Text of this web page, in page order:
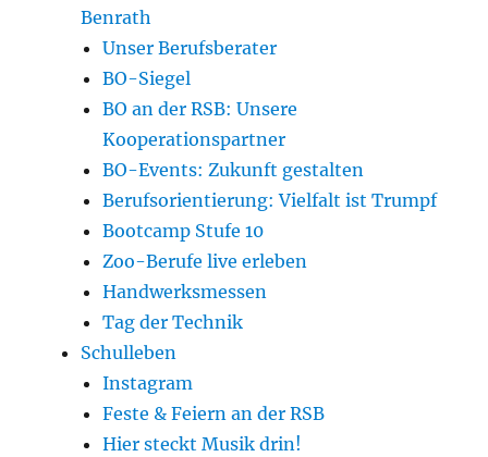
Benrath
Unser Berufsberater
BO-Siegel
BO an der RSB: Unsere
Kooperationspartner
BO-Events: Zukunft gestalten
Berufsorientierung: Vielfalt ist Trumpf
Bootcamp Stufe 10
Zoo-Berufe live erleben
Handwerksmessen
Tag der Technik
Schulleben
Instagram
Feste & Feiern an der RSB
Hier steckt Musik drin!